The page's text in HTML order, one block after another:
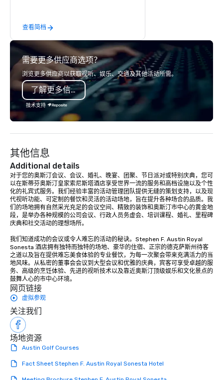
creative, advanced technology,
digital, environmental, staging, and
digital solutions for hybrid, virtual and
in-person events of any type.
查看简档
需要更多供应商选项？
浏览更多供应商以获取视听、娱乐、交通及其他活动所需。
了解更多信息
技术支持
其他信息
Additional details
对于您的奥斯汀会议、会议、婚礼、晚宴、团聚、节日派对或特别庆典，您可
以在斯蒂芬奥斯汀皇家索尼斯塔酒店享受世界一流的服务和高档设施以及个性
化的礼宾式服务。我们经验丰富的活动管理团队提供无缝的策划支持，以及现
代视听功能、可定制的餐饮和灵活的活动场地，旨在提升各种场合的品质。我
们的场地拥有自然采光充足的会议空间、精致的装饰和奥斯汀市中心的黄金地
段，是举办各种规模的公司会议、行政人员务虚会、培训课程、婚礼、里程碑
庆典和社交活动的理想场所。
我们知道成功的会议或令人难忘的活动的秘诀。Stephen F. Austin Royal
Sonesta 酒店拥有独特而独特的场地、豪华的住宿、正宗的德克萨斯州待客
之道以及旨在提供难忘美食体验的专业餐饮，为每一次聚会带来充满活力的当
地风味。从私密的董事会会议到大型会议和优雅的庆典，宾客可享受卓越的服
务、高级的烹饪体验、先进的视听技术以及靠近奥斯汀顶级娱乐和文化景点的
鼓舞人心的市中心环境。
网页链接
虚拟参观
关注我们
场地资源
Austin Golf Courses
Fact Sheet Stephen F. Austin Royal Sonesta Hotel